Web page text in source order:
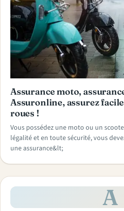
Assurance moto,
Assuronline, assurez
roues !
Vous possédez une moto ou un
légalité et en toute sécurité, vous
une assurance&lt;
A